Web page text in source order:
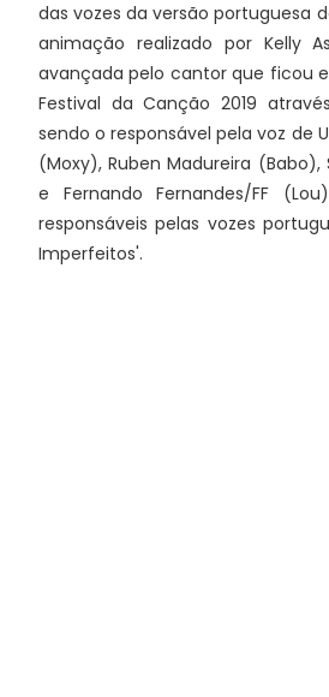
das vozes da versão portuguesa
animação realizado por Kelly
avançada pelo cantor que ficou
Festival da Canção 2019
sendo o responsável pela voz de
(Moxy), Ruben Madureira (Babo),
e Fernando Fernandes/FF
responsáveis pelas vozes
Imperfeitos'.